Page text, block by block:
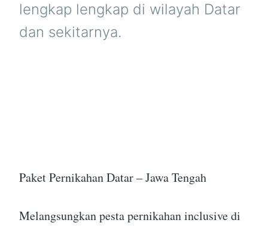
lengkap lengkap di wilayah Datar
dan sekitarnya.
Paket Pernikahan Datar – Jawa Tengah
Melangsungkan pesta pernikahan inclusive di